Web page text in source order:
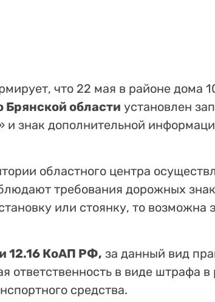
что 22 мая в районе дома
области установлен
и знак дополнительной
областного центра
требования дорожных
или стоянку, то возможна
12.16 КоАП РФ, за данный вид
ответственность в виде штрафа в
средства.